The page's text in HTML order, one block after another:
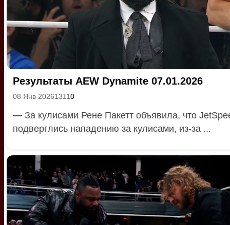
Результаты AEW Dynamite 07.01.2026
08 Янв 202613110
— За кулисами Рене Пакетт объявила, что
подверглись нападению за кулисами, из-за ...